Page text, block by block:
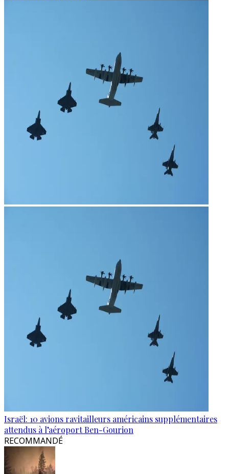
Israël: 10 avions ravitailleurs américains supplémentaires
attendus à l’aéroport Ben-Gourion
RECOMMANDÉ